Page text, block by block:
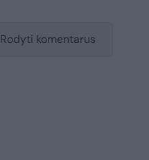
Rodyti komentarus